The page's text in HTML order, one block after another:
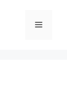
메